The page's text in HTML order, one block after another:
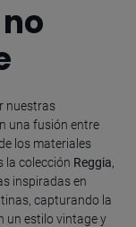
nuestras
una fusión entre
los materiales
la colección Reggia,
inspiradas en
capturando la
un estilo vintage y